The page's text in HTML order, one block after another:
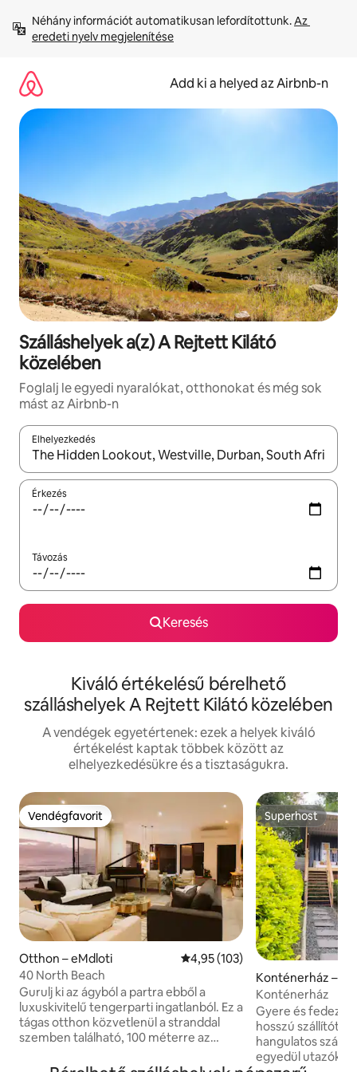
tartalomra
Néhány információt automatikusan lefordítottunk. Az
eredeti nyelv megjelenítése
Add ki a helyed az Airbnb-n
Szálláshelyek a(z) A Rejtett Kilátó
közelében
Foglalj le egyedi nyaralókat, otthonokat és még sok
mást az Airbnb-n
Elhelyezkedés
Az eredmények között a felfelé és a lefelé nyíllal
Érkezés
Távozás
Keresés
Kiváló értékelésű bérelhető
szálláshelyek A Rejtett Kilátó közelében
A vendégek egyetértenek: ezek a helyek kiváló
értékelést kaptak többek között az
elhelyezkedésükre és a tisztaságukra.
Vendégfavorit
Vendégfavorit
Otthon – eMdloti Átlagos értékelés: 5/4,95, 103
4,95 (103)
40 North Beach
Gurulj ki az ágyból a partra ebből a
luxuskivitelű tengerparti ingatlanból. Ez a
tágas otthon közvetlenül a stranddal
szemben található, 100 méterre az
250 méterre az éttermektől és egy
Superhost
Superhost
Konténerház –
Konténerház
Gyere és fedezd
hosszú
hangulatos
egyedül utazók